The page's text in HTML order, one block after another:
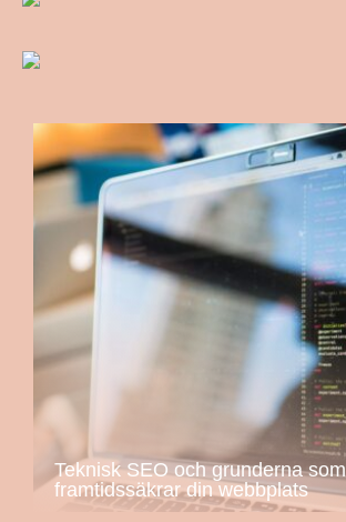
Teknisk SEO och grunderna som
framtidssäkrar din webbplats